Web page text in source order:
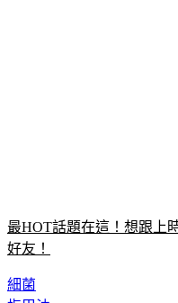
最HOT話題在這！想跟上
好友！
細菌